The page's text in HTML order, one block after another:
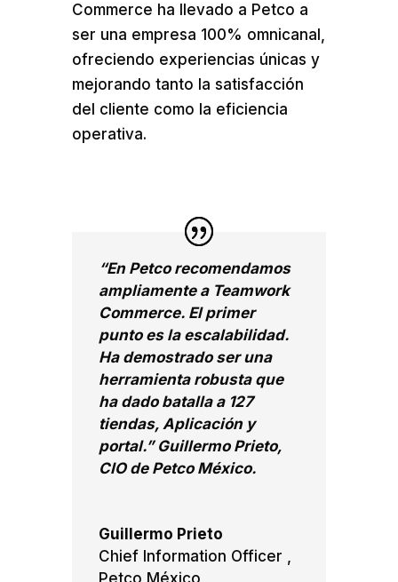
Commerce ha llevado a Petco a
ser una empresa 100% omnicanal,
ofreciendo experiencias únicas y
mejorando tanto la satisfacción
del cliente como la eficiencia
operativa.
“En Petco recomendamos
ampliamente a Teamwork
Commerce. El primer
punto es la escalabilidad.
Ha demostrado ser una
herramienta robusta que
ha dado batalla a 127
tiendas, Aplicación y
portal.” Guillermo Prieto,
CIO de Petco México.
Guillermo Prieto
Chief Information Officer ,